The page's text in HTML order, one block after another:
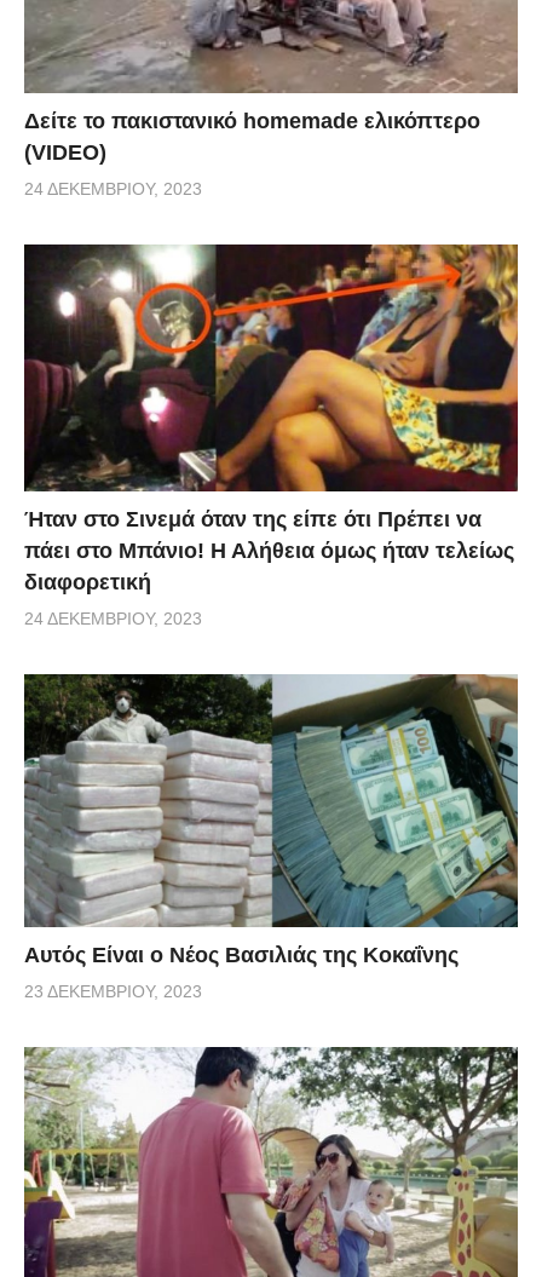
Δείτε το πακιστανικό homemade ελικόπτερο
(VIDEO)
24 ΔΕΚΕΜΒΡΊΟΥ, 2023
Ήταν στο Σινεμά όταν της είπε ότι Πρέπει να
πάει στο Μπάνιο! Η Αλήθεια όμως ήταν τελείως
διαφορετική
24 ΔΕΚΕΜΒΡΊΟΥ, 2023
Αυτός Είναι ο Νέος Βασιλιάς της Κοκαΐνης
23 ΔΕΚΕΜΒΡΊΟΥ, 2023